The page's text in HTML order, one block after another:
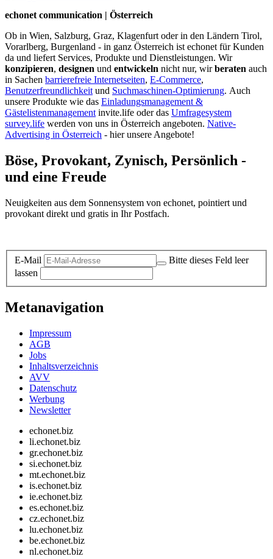
echonet communication | Österreich
Ob in Wien, Salzburg, Graz, Klagenfurt oder in den Ländern Tirol,
Vorarlberg, Burgenland - in ganz Österreich ist echonet für Kunden
da und liefert Services, Produkte und Dienstleistungen. Wir
konzipieren, designen und entwickeln nicht nur, wirberaten auch
in Sachen barrierefreie Internetseiten, E-Commerce,
Benutzerfreundlichkeit und Suchmaschinen-Optimierung. Auch
unsere Produkte wie das Einladungsmanagement &
Gästelistenmanagement invite.life oder das Umfragesystem
survey.life werden von uns in Österreich angeboten. Native-
Advertising in Österreich - hier unsere Angebote!
Böse, Provokant, Zynisch, Persönlich -
und eine Freude
Neuigkeiten aus dem Sonnensystem von echonet, pointiert und
provokant direkt und gratis in Ihr Postfach.
E-Mail
Bitte dieses Feld leer
lassen
Metanavigation
Impressum
AGB
Jobs
Inhaltsverzeichnis
AVV
Datenschutz
Werbung
Newsletter
echonet.biz
li.echonet.biz
gr.echonet.biz
si.echonet.biz
mt.echonet.biz
is.echonet.biz
ie.echonet.biz
es.echonet.biz
cz.echonet.biz
lu.echonet.biz
be.echonet.biz
nl.echonet.biz